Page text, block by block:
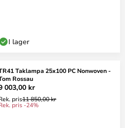
I lager
Taklampa 25x100 PC Nonwoven -
Rossau
003,00 kr
pris11 850,00 kr
pris -24%